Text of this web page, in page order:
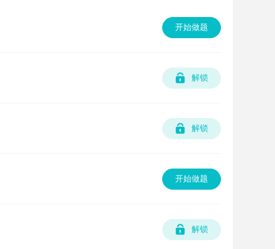
开始做题
解锁
解锁
开始做题
解锁